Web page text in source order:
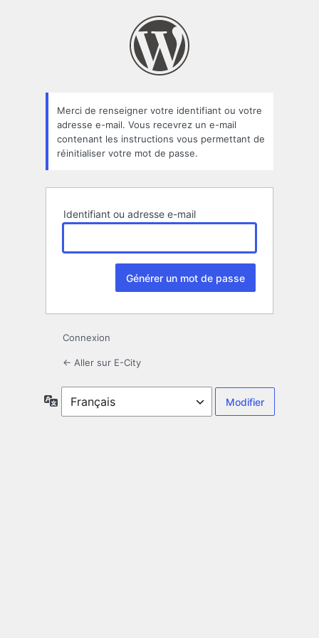
oublié
Merci de renseigner votre identifiant ou votre
adresse e-mail. Vous recevrez un e-mail
contenant les instructions vous permettant de
réinitialiser votre mot de passe.
Identifiant ou adresse e-mail
Connexion
← Aller sur E-City
Langue